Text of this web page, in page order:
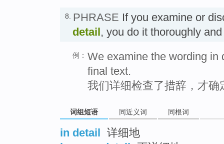
8. PHRASE If you examine or
detail, you do it thoroughly
例： We examine the wording in
final text.
我们详细检查了措辞，才确
词组短语 同近义词 同根词
in detail
详细地